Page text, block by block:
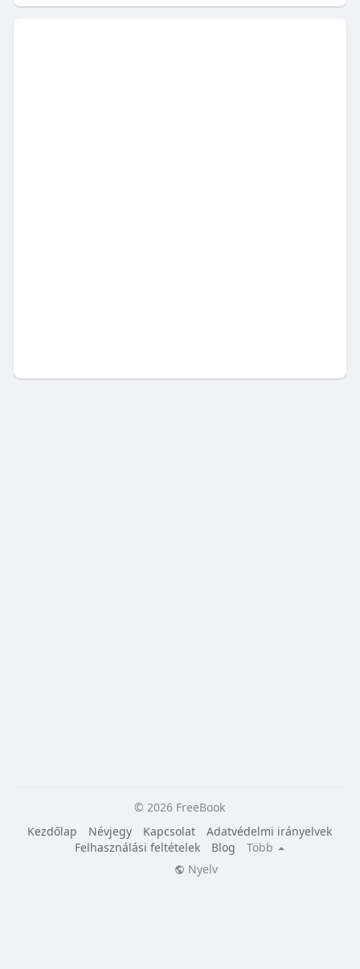
© 2026 FreeBook
Kezdőlap
Névjegy Kapcsolat
Adatvédelmi irányelvek
Felhasználási feltételek
Blog
Több
Nyelv